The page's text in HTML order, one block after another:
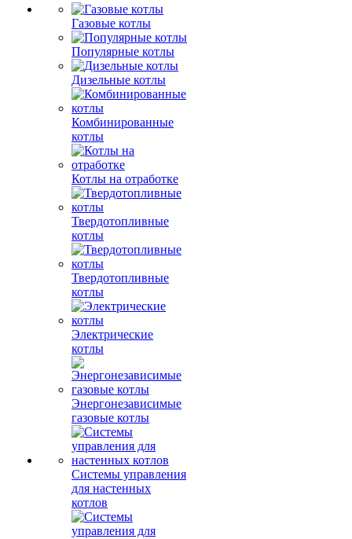
Газовые котлы
Популярные котлы
Дизельные котлы
Комбинированные
котлы
Котлы на отработке
Твердотопливные
котлы
Твердотопливные
котлы
Электрические
котлы
Энергонезависимые
газовые котлы
Системы управления
для настенных
котлов